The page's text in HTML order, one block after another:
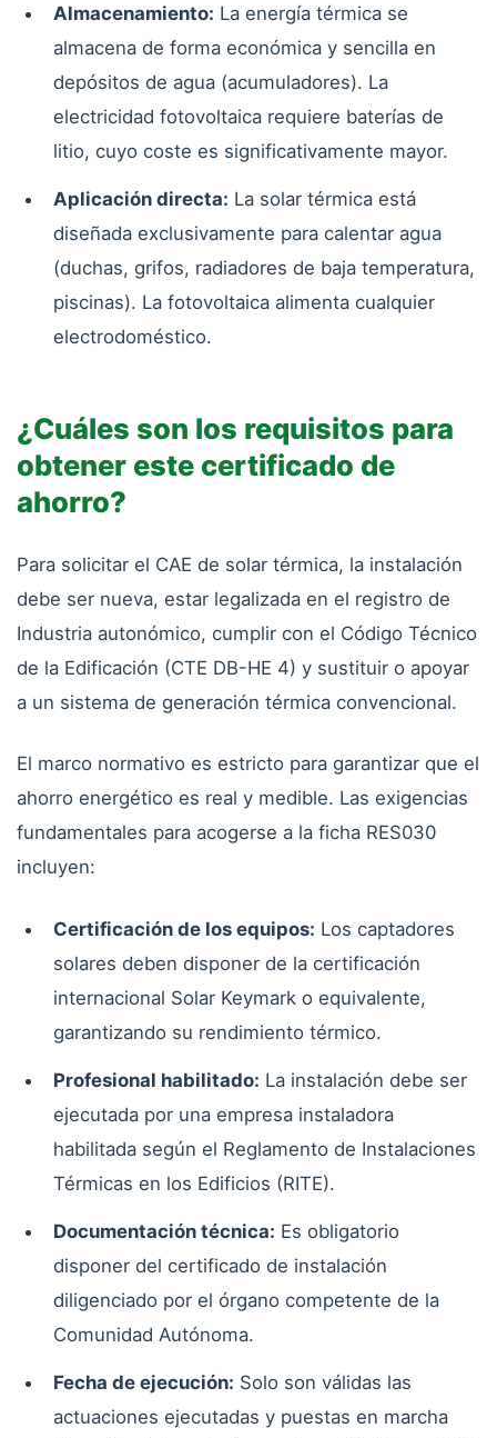
Almacenamiento: La energía térmica se
almacena de forma económica y sencilla en
depósitos de agua (acumuladores). La
electricidad fotovoltaica requiere baterías de
litio, cuyo coste es significativamente mayor.
Aplicación directa: La solar térmica está
diseñada exclusivamente para calentar agua
(duchas, grifos, radiadores de baja temperatura,
piscinas). La fotovoltaica alimenta cualquier
electrodoméstico.
¿Cuáles son los requisitos para
obtener este certificado de
ahorro?
Para solicitar el CAE de solar térmica, la instalación
debe ser nueva, estar legalizada en el registro de
Industria autonómico, cumplir con el Código Técnico
de la Edificación (CTE DB-HE 4) y sustituir o apoyar
a un sistema de generación térmica convencional.
El marco normativo es estricto para garantizar que el
ahorro energético es real y medible. Las exigencias
fundamentales para acogerse a la ficha RES030
incluyen:
Certificación de los equipos: Los captadores
solares deben disponer de la certificación
internacional Solar Keymark o equivalente,
garantizando su rendimiento térmico.
Profesional habilitado: La instalación debe ser
ejecutada por una empresa instaladora
habilitada según el Reglamento de Instalaciones
Térmicas en los Edificios (RITE).
Documentación técnica: Es obligatorio
disponer del certificado de instalación
diligenciado por el órgano competente de la
Comunidad Autónoma.
Fecha de ejecución: Solo son válidas las
actuaciones ejecutadas y puestas en marcha